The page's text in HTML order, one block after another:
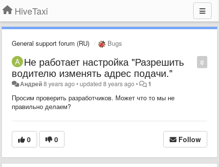
HiveTaxi
General support forum (RU) Bugs
0
Не работает настройка "Разрешить
водителю изменять адрес подачи."
Андрей8 years ago•updated8 years ago• 1
Просим проверить разработчиков. Может что то мы не
правильно делаем?
0 0 Follow